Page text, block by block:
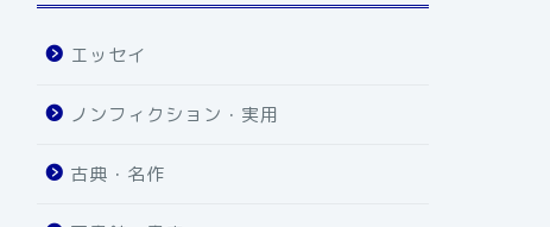
エッセイ
ノンフィクション・実用
古典・名作